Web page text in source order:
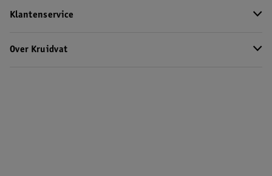
Klantenservice
Over Kruidvat